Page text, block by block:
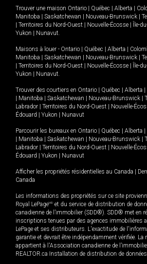
Trouver une maison Ontario Québec Alberta
Manitoba
Saskatchewan Nouveau-Brunswick
Territoires du Nord-Ouest Nouvelle-Écosse Île-
Yukon
Nunavut.
Maisons à louer - Ontario Québec Alberta
Manitoba
Saskatchewan Nouveau-Brunswick
Territoires du Nord-Ouest Nouvelle-Écosse Île-
Yukon
Nunavut.
Trouver des courtiers en Ontario Québec Alberta
Manitoba Saskatchewan Nouveau-Brunswick
Labrador
Territoires du Nord-Ouest Nouvelle-
Édouard
Yukon Nunavut
Parcourir les bureaux en Ontario Québec Alberta
Manitoba Saskatchewan Nouveau-Brunswick
Labrador
Territoires du Nord-Ouest Nouvelle-
Édouard
Yukon Nunavut
Afficher les propriétés résidentielles au Canada
Canada
Les informations des propriétés sur ce site
Royal LePageMD et du service de distribution de
canadienne de l’immobilier (SDD®). SDD® met en
inscriptions tenues par des agences immobilières
LePage et ses distributeurs. L'exactitude de
garantie et devrait être indépendamment vérifiée. La
appartient à l'Association canadienne de
REALTOR.ca Installation de distribution de